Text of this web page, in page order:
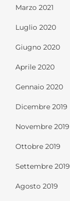
Marzo 2021
Luglio 2020
Giugno 2020
Aprile 2020
Gennaio 2020
Dicembre 2019
Novembre 2019
Ottobre 2019
Settembre 2019
Agosto 2019